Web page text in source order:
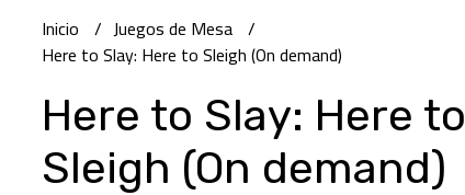
Inicio
Juegos de Mesa
Here to Slay: Here to Sleigh (On demand)
Here to Slay: Here to
Sleigh (On demand)